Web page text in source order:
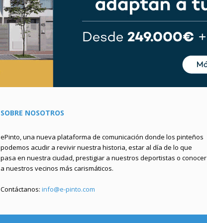
SOBRE NOSOTROS
ePinto, una nueva plataforma de comunicación donde los pinteños
podemos acudir a revivir nuestra historia, estar al día de lo que
pasa en nuestra ciudad, prestigiar a nuestros deportistas o conocer
a nuestros vecinos más carismáticos.
Contáctanos: info@e-pinto.com